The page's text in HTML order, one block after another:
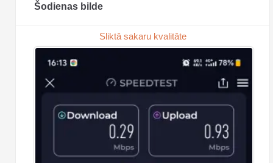
Šodienas bilde
Sliktā sakaru kvalitāte